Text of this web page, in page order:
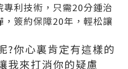
利技術，只需20分鍾治
簽約保障20年，輕松讓
?你心裏肯定有這樣的
我來打消你的疑慮